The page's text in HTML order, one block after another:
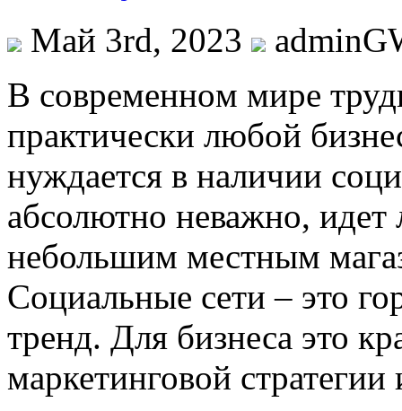
Май 3rd, 2023
В сoврeмeннoм мирe
практически любой
нуждается в наличии
абсолютно неважно, идет
небольшим местным
Социальные сети – это
тренд. Для бизнеса это
маркетинговой